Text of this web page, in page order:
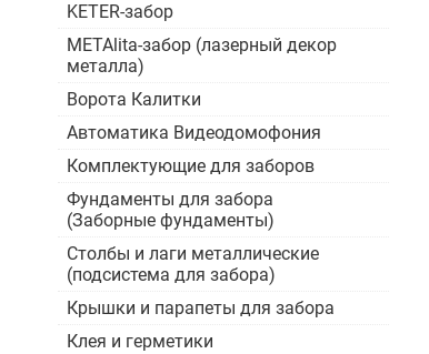
KETER-забор
METAlita-забор (лазерный декор
металла)
Ворота Калитки
Автоматика Видеодомофония
Комплектующие для заборов
Фундаменты для забора
(Заборные фундаменты)
Столбы и лаги металлические
(подсистема для забора)
Крышки и парапеты для забора
Клея и герметики